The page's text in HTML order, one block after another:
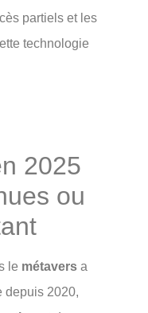
partiels et les
technologie
2025
ou
le métavers a
depuis 2020,